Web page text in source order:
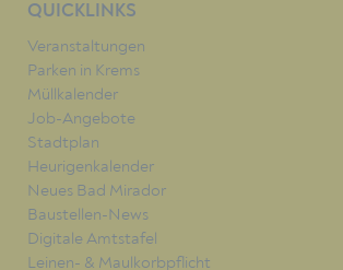
QUICKLINKS
Veranstaltungen
Parken in Krems
Müllkalender
Job-Angebote
Stadtplan
Heurigenkalender
Neues Bad Mirador
Baustellen-News
Digitale Amtstafel
Leinen- & Maulkorbpflicht